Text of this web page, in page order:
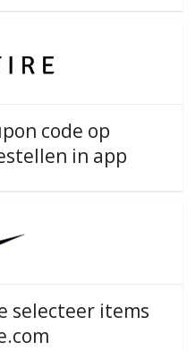
code op
in app
selecteer items